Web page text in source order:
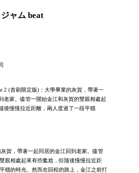
ャム beat
2 (首刷限定版)：大學畢業的灰賀，帶著一
老家。儘管一開始金江和灰賀的雙親相處起
後慢慢拉近距離，兩人度過了一段平穩
賀，帶著一起同居的金江回到老家。儘管
親相處起來有些尷尬，但隨後慢慢拉近距
穩的時光。然而在回程的路上，金江之前打